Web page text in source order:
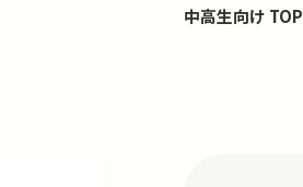
中高生向け TOP